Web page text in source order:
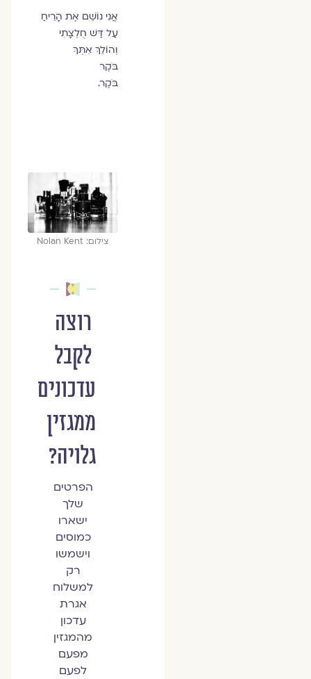
אֲנִי נוֹשֵׁם אֶת הָרֵיחַ
עַל דַּשׁ חֻלְצָתִי
וְהוֹלֵךְ אִתְּךָ
בֹּקֶר
בֹּקֶר.
צילום: Nolan Kent
רוצה
לקבל
עדכונים
ממגזין
גלויה?
הפרטים
שלך
ישארו
כמוסים
וישמשו
רק
למשלוח
אגרת
עדכון
מהמגזין
מפעם
לפעם